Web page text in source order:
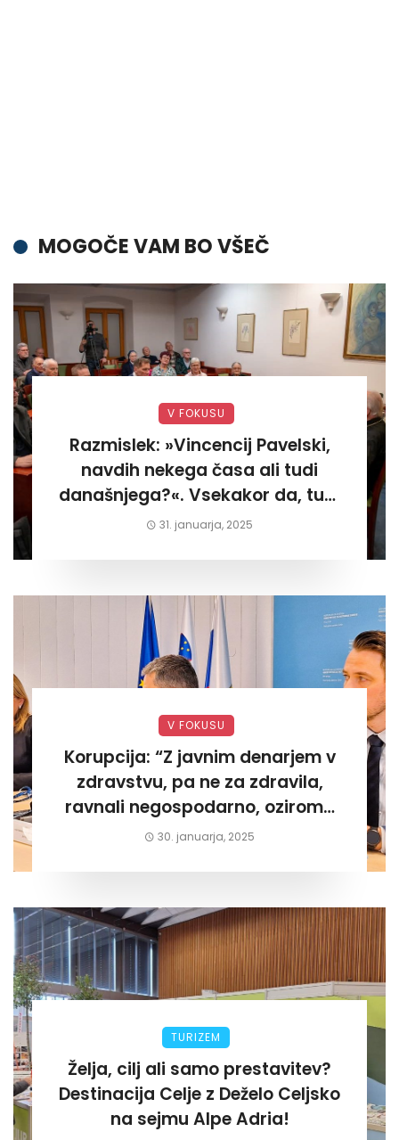
MOGOČE VAM BO VŠEČ
V FOKUSU
Razmislek: »Vincencij Pavelski,
navdih nekega časa ali tudi
današnjega?«. Vsekakor da, tudi
današnjega«
31. januarja, 2025
V FOKUSU
Korupcija: “Z javnim denarjem v
zdravstvu, pa ne za zdravila,
ravnali negospodarno, oziroma
za lastni žep. Tokrat na Žalskem«
30. januarja, 2025
TURIZEM
Želja, cilj ali samo prestavitev?
Destinacija Celje z Deželo Celjsko
na sejmu Alpe Adria!